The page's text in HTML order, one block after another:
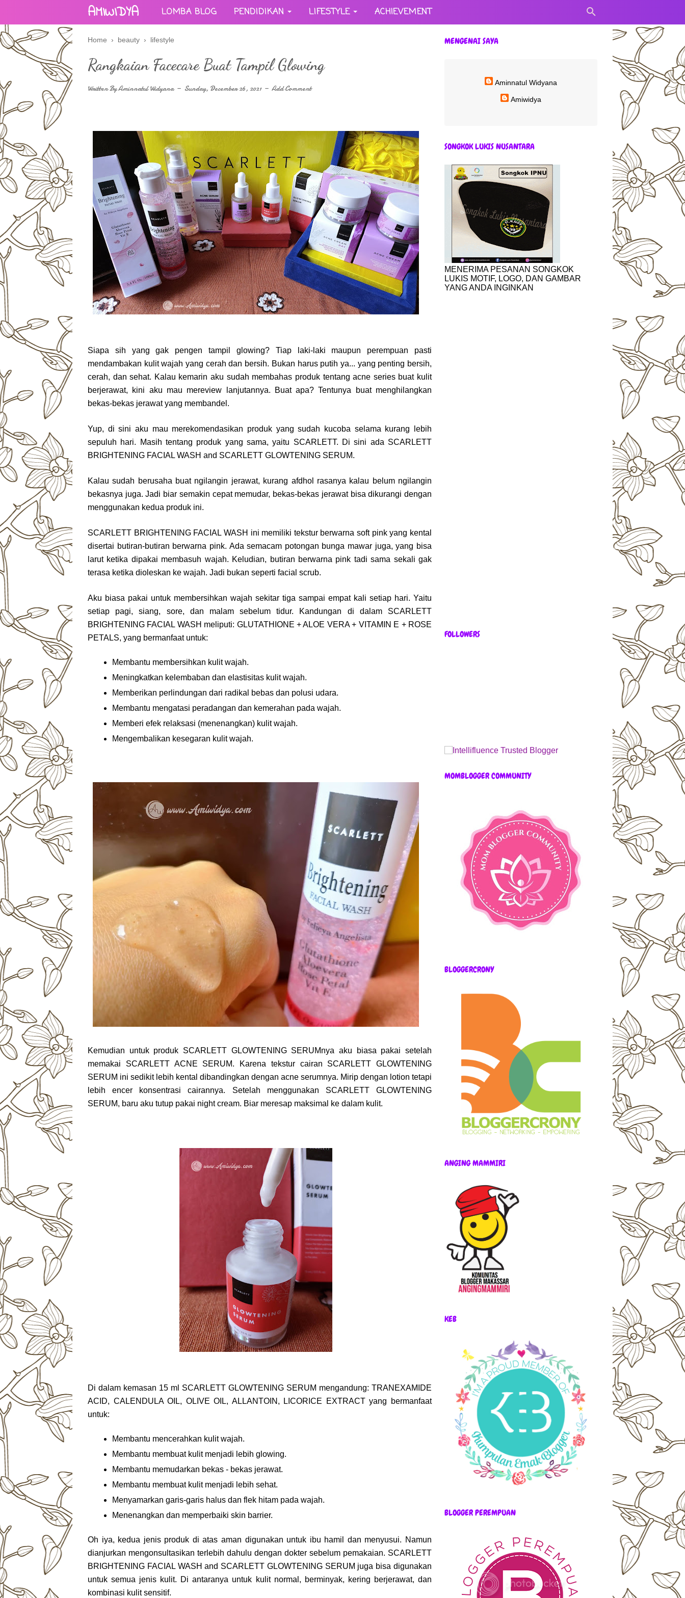
AMIWIDYA LOMBA BLOG PENDIDIKAN LIFESTYLE ACHIEVEMENT
Home › beauty › lifestyle
Rangkaian Facecare Buat Tampil Glowing
Written ByAminnatul Widyana Sunday, December 26, 2021 Add Comment
Siapa sih yang gak pengen tampil glowing? Tiap laki-laki maupun perempuan pasti
mendambakan kulit wajah yang cerah dan bersih. Bukan harus putih ya... yang penting bersih,
cerah, dan sehat. Kalau kemarin aku sudah membahas produk tentang acne series buat kulit
berjerawat, kini aku mau mereview lanjutannya. Buat apa? Tentunya buat menghilangkan
bekas-bekas jerawat yang membandel.
Yup, di sini aku mau merekomendasikan produk yang sudah kucoba selama kurang lebih
sepuluh hari. Masih tentang produk yang sama, yaitu SCARLETT. Di sini ada SCARLETT
BRIGHTENING FACIAL WASH and SCARLETT GLOWTENING SERUM.
Kalau sudah berusaha buat ngilangin jerawat, kurang afdhol rasanya kalau belum ngilangin
bekasnya juga. Jadi biar semakin cepat memudar, bekas-bekas jerawat bisa dikurangi dengan
menggunakan kedua produk ini.
SCARLETT BRIGHTENING FACIAL WASH ini memiliki tekstur berwarna soft pink yang kental
disertai butiran-butiran berwarna pink. Ada semacam potongan bunga mawar juga, yang bisa
larut ketika dipakai membasuh wajah. Keludian, butiran berwarna pink tadi sama sekali gak
terasa ketika dioleskan ke wajah. Jadi bukan seperti facial scrub.
Aku biasa pakai untuk membersihkan wajah sekitar tiga sampai empat kali setiap hari. Yaitu
setiap pagi, siang, sore, dan malam sebelum tidur. Kandungan di dalam SCARLETT
BRIGHTENING FACIAL WASH meliputi: GLUTATHIONE + ALOE VERA + VITAMIN E + ROSE
PETALS, yang bermanfaat untuk:
Membantu membersihkan kulit wajah.
Meningkatkan kelembaban dan elastisitas kulit wajah.
Memberikan perlindungan dari radikal bebas dan polusi udara.
Membantu mengatasi peradangan dan kemerahan pada wajah.
Memberi efek relaksasi (menenangkan) kulit wajah.
Mengembalikan kesegaran kulit wajah.
Kemudian untuk produk SCARLETT GLOWTENING SERUMnya aku biasa pakai setelah
memakai SCARLETT ACNE SERUM. Karena tekstur cairan SCARLETT GLOWTENING
SERUM ini sedikit lebih kental dibandingkan dengan acne serumnya. Mirip dengan lotion tetapi
lebih encer konsentrasi cairannya. Setelah menggunakan SCARLETT GLOWTENING
SERUM, baru aku tutup pakai night cream. Biar meresap maksimal ke dalam kulit.
Di dalam kemasan 15 ml SCARLETT GLOWTENING SERUM mengandung: TRANEXAMIDE
ACID, CALENDULA OIL, OLIVE OIL, ALLANTOIN, LICORICE EXTRACT yang bermanfaat
untuk:
Membantu mencerahkan kulit wajah.
Membantu membuat kulit menjadi lebih glowing.
Membantu memudarkan bekas - bekas jerawat.
Membantu membuat kulit menjadi lebih sehat.
Menyamarkan garis-garis halus dan flek hitam pada wajah.
Menenangkan dan memperbaiki skin barrier.
Oh iya, kedua jenis produk di atas aman digunakan untuk ibu hamil dan menyusui. Namun
dianjurkan mengonsultasikan terlebih dahulu dengan dokter sebelum pemakaian. SCARLETT
BRIGHTENING FACIAL WASH and SCARLETT GLOWTENING SERUM juga bisa digunakan
untuk semua jenis kulit. Di antaranya untuk kulit normal, berminyak, kering berjerawat, dan
kombinasi kulit sensitif.
MENGENAI SAYA
Aminnatul Widyana
Amiwidya
SONGKOK LUKIS NUSANTARA
MENERIMA PESANAN SONGKOK
LUKIS MOTIF, LOGO, DAN GAMBAR
YANG ANDA INGINKAN
FOLLOWERS
MOMBLOGGER COMMUNITY
BLOGGERCRONY
ANGING MAMMIRI
KEB
BLOGGER PEREMPUAN